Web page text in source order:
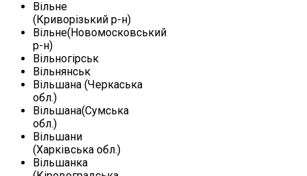
Вільне
(Криворізький р-н)
Вільне(Новомосковський
р-н)
Вільногірськ
Вільнянськ
Вільшана (Черкаська
обл.)
Вільшана(Сумська
обл.)
Вільшани
(Харківська обл.)
Вільшанка